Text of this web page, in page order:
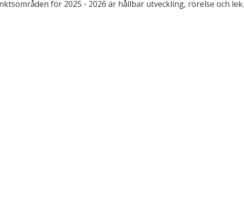
för 2025 - 2026 är hållbar utveckling, rörelse och lek.